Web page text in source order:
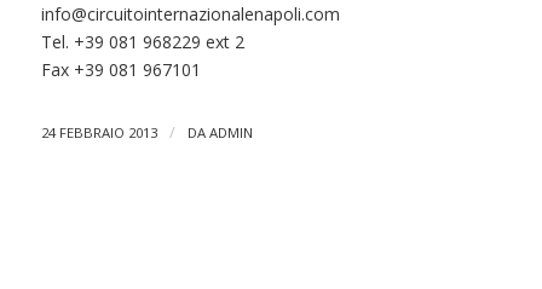
info@circuitointernazionalenapoli.com
Tel. +39 081 968229 ext 2
Fax +39 081 967101
24 FEBBRAIO 2013 / DA ADMIN